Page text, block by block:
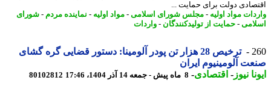
دولت برای حمایت ...
مواد اولیه -مجلس شورای اسلامی-مواد اولیه -نماینده مردم- شورای
-حمایت از تولیدکنندگان-واردات
ترخیص 28 هزار تن پودر آلومینا: دستور قضایی گره گشای
آلومینیوم ایران
نیوز-اقتصادی-8 ماه پیش - جمعه 14 آذر 1404، 17:46 80102812